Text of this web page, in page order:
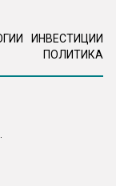
ИНВЕСТИЦИИ
ПОЛИТИКА